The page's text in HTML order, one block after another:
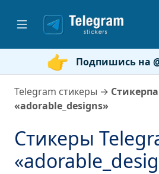
Подпишись на
Telegram стикеры →
«adorable_designs»
Стикеры